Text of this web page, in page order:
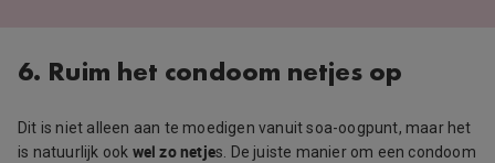
6. Ruim het condoom netjes op
Dit is niet alleen aan te moedigen vanuit soa-oogpunt, maar het
is natuurlijk ook wel zo netjes. De juiste manier om een condoom